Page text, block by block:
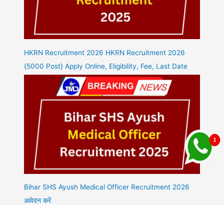
HKRN Recruitment 2026 HKRN Recruitment 2026
{5000 Post} Apply Online, Eligibility, Fee, Last Date
Bihar SHS Ayush Medical Officer Recruitment 2026
आवेदन करें